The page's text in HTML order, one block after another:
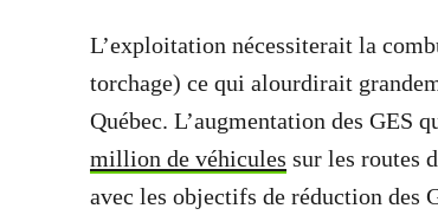
L’exploitation nécessiterait la
torchage) ce qui alourdirait
Québec. L’augmentation des GES
million de véhicules sur les routes
avec les objectifs de réduction des